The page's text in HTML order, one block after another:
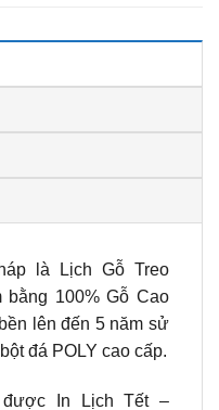
là Lịch Gỗ Treo
100% Gỗ Cao
lên đến 5 năm sử
đá POLY cao cấp.
được In Lịch Tết –